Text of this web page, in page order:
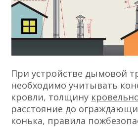
При устройстве дымовой
необходимо учитывать
кровли, толщину
расстояние до
конька, правила